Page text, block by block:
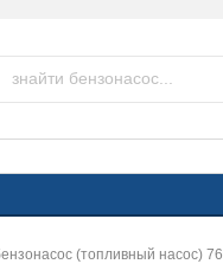
(топливный насос)